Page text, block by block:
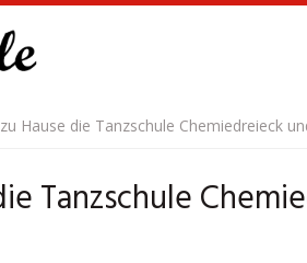
Hause die Tanzschule Chemiedreieck
Tanzschule